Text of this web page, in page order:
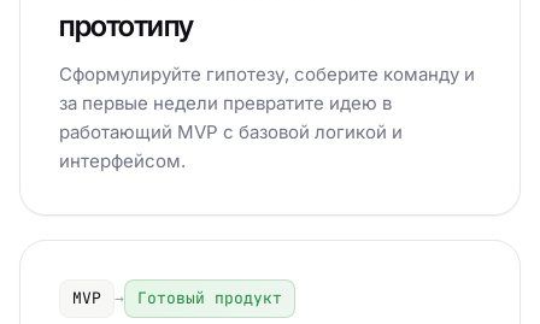
прототипу
Сформулируйте гипотезу, соберите команду и
за первые недели превратите идею в
работающий MVP с базовой логикой и
интерфейсом.
MVP → Готовый продукт